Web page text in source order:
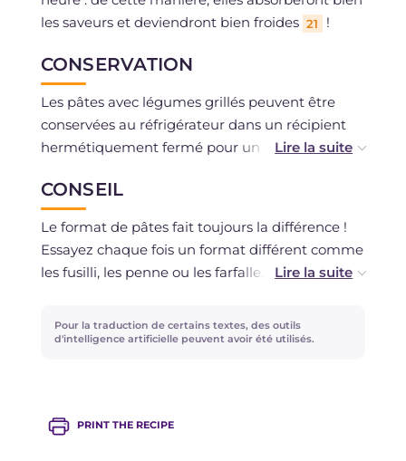
les saveurs et deviendront bien froides 21 !
CONSERVATION
Les pâtes avec légumes grillés peuvent être
conservées au réfrigérateur dans un récipient
hermétiquement fermé pour un maximum de
Il est déconseillé de congeler.
CONSEIL
Le format de pâtes fait toujours la différence !
Essayez chaque fois un format différent comme
les fusilli, les penne ou les farfalle. Quant aux
persil, du thym ou de la menthe, mais dans ce
cas faites attention à ne pas en ajouter en excès
Pour la traduction de certains textes, des outils
d'intelligence artificielle peuvent avoir été utilisés.
PRINT THE RECIPE